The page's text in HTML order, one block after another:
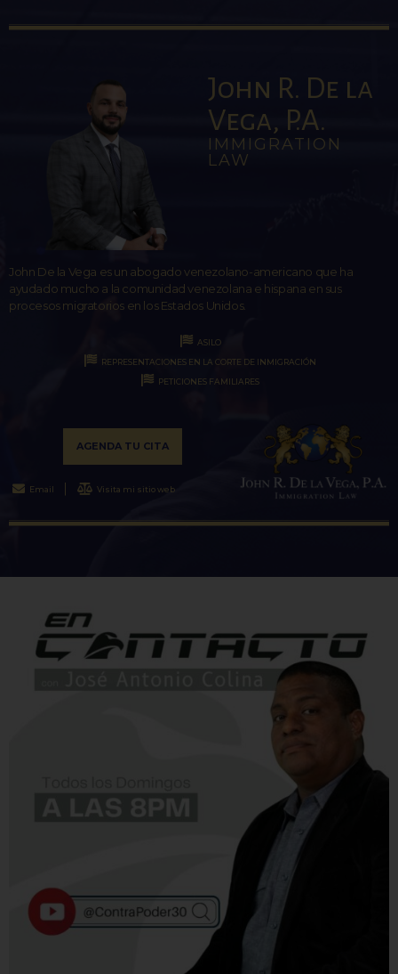
John R. De la
Vega, P.A.
IMMIGRATION
LAW
John De la Vega es un abogado venezolano-americano que ha
ayudado mucho a la comunidad venezolana e hispana en sus
procesos migratorios en los Estados Unidos.
ASILO
REPRESENTACIONES EN LA CORTE DE INMIGRACIÓN
PETICIONES FAMILIARES
AGENDA TU CITA
Email Visita mi sitio web